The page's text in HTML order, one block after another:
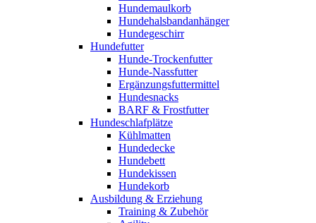
Hundemaulkorb
Hundehalsbandanhänger
Hundegeschirr
Hundefutter
Hunde-Trockenfutter
Hunde-Nassfutter
Ergänzungsfuttermittel
Hundesnacks
BARF & Frostfutter
Hundeschlafplätze
Kühlmatten
Hundedecke
Hundebett
Hundekissen
Hundekorb
Ausbildung & Erziehung
Training & Zubehör